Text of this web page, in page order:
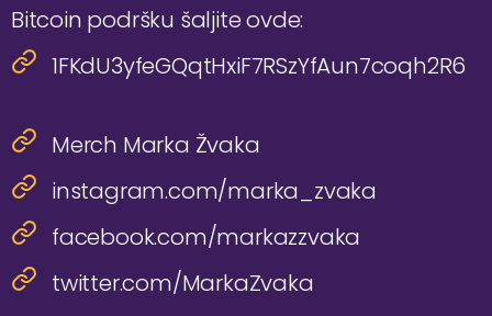
Bitcoin podršku šaljite ovde:
1FKdU3yfeGQqtHxiF7RSzYfAun7coqh2R6
Merch Marka Žvaka
instagram.com/marka_zvaka
facebook.com/markazzvaka
twitter.com/MarkaZvaka